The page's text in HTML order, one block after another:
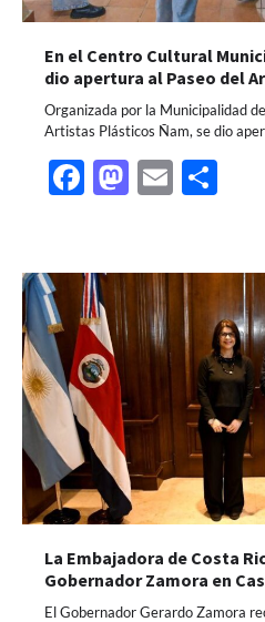
En el Centro Cultural
dio apertura al Paseo del
Organizada por la Municipalidad
Artistas Plásticos Ñam, se dio
Facebook
Mastodon
Email
La Embajadora de Costa
Gobernador Zamora en
El Gobernador Gerardo Zamora